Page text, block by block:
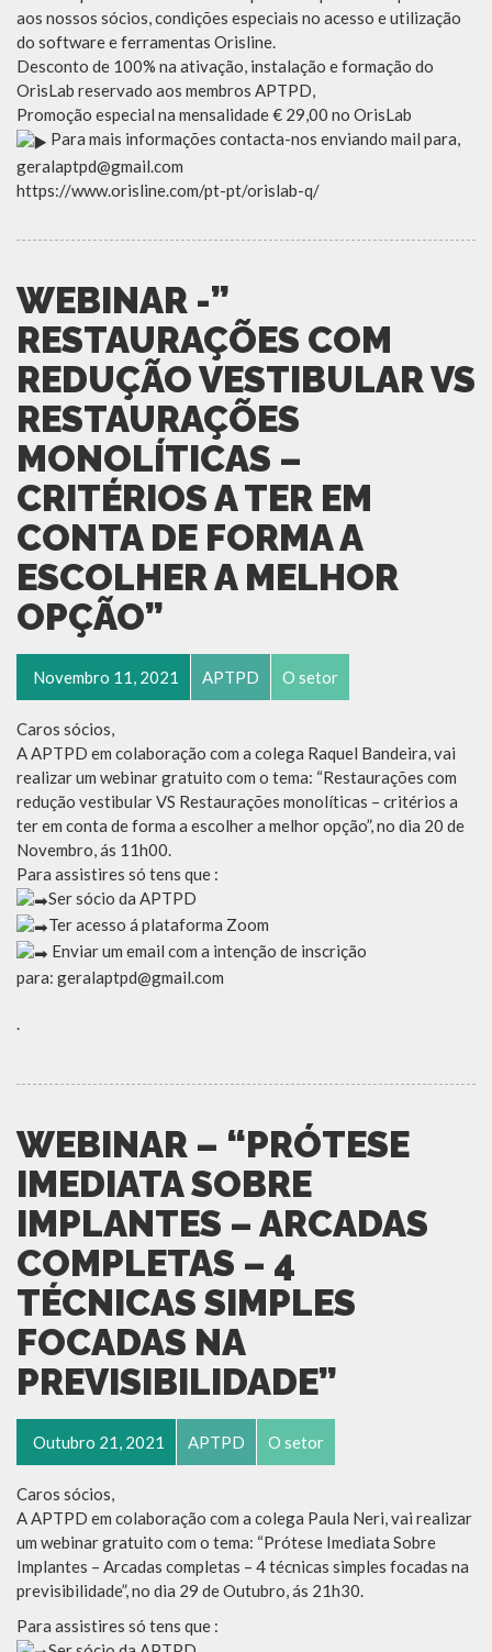
aos nossos sócios, condições especiais no acesso e utilização
do software e ferramentas Orisline.
Desconto de 100% na ativação, instalação e formação do
OrisLab reservado aos membros APTPD,
Promoção especial na mensalidade € 29,00 no OrisLab
Para mais informações contacta-nos enviando mail para,
geralaptpd@gmail.com
https://www.orisline.com/pt-pt/orislab-q/
WEBINAR -”
RESTAURAÇÕES COM
REDUÇÃO VESTIBULAR VS
RESTAURAÇÕES
MONOLÍTICAS –
CRITÉRIOS A TER EM
CONTA DE FORMA A
ESCOLHER A MELHOR
OPÇÃO”
Novembro 11, 2021 APTPD O setor
Caros sócios,
A APTPD em colaboração com a colega Raquel Bandeira, vai
realizar um webinar gratuito com o tema: “Restaurações com
redução vestibular VS Restaurações monolíticas – critérios a
ter em conta de forma a escolher a melhor opção”, no dia 20 de
Novembro, ás 11h00.
Para assistires só tens que :
Ser sócio da APTPD
Ter acesso á plataforma Zoom
Enviar um email com a intenção de inscrição
para: geralaptpd@gmail.com
.
WEBINAR – “PRÓTESE
IMEDIATA SOBRE
IMPLANTES – ARCADAS
COMPLETAS – 4
TÉCNICAS SIMPLES
FOCADAS NA
PREVISIBILIDADE”
Outubro 21, 2021 APTPD O setor
Caros sócios,
A APTPD em colaboração com a colega Paula Neri, vai realizar
um webinar gratuito com o tema: “Prótese Imediata Sobre
Implantes – Arcadas completas – 4 técnicas simples focadas na
previsibilidade”, no dia 29 de Outubro, ás 21h30.
Para assistires só tens que :